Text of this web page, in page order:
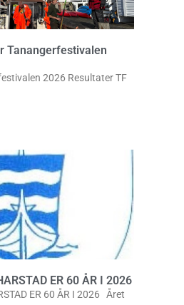
Tanangerfestivalen
2026 Resultater TF
ER 60 ÅR I 2026
ER 60 ÅR I 2026 Året